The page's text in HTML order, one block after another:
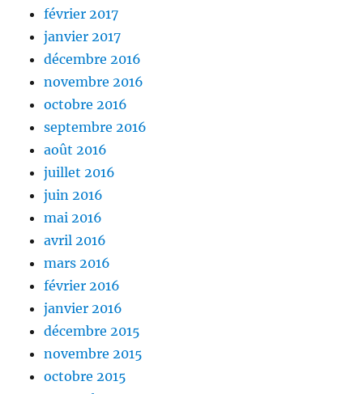
février 2017
janvier 2017
décembre 2016
novembre 2016
octobre 2016
septembre 2016
août 2016
juillet 2016
juin 2016
mai 2016
avril 2016
mars 2016
février 2016
janvier 2016
décembre 2015
novembre 2015
octobre 2015